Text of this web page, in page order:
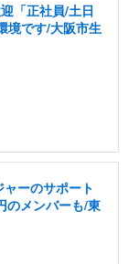
「正社員/土日
境です/大阪市生
ーのサポート
のメンバーも/東